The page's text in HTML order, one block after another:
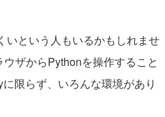
いという人もいるかもしれませ
ザからPythonを操作すること
限らず、いろんな環境があり